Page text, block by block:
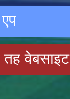
तह वेबसाइट